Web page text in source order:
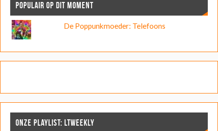
POPULAIR OP DIT MOMENT
De Poppunkmoeder: Telefoons
ONZE PLAYLIST: LTWEEKLY